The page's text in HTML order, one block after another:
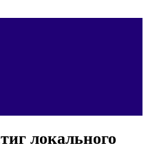
локального